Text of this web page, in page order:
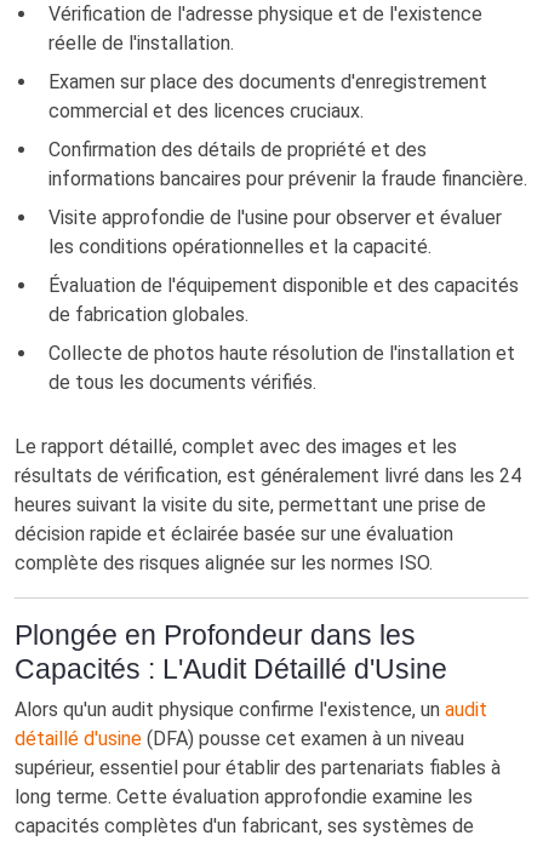
Vérification de l'adresse physique et de l'existence
réelle de l'installation.
Examen sur place des documents d'enregistrement
commercial et des licences cruciaux.
Confirmation des détails de propriété et des
informations bancaires pour prévenir la fraude financière.
Visite approfondie de l'usine pour observer et évaluer
les conditions opérationnelles et la capacité.
Évaluation de l'équipement disponible et des capacités
de fabrication globales.
Collecte de photos haute résolution de l'installation et
de tous les documents vérifiés.
Le rapport détaillé, complet avec des images et les
résultats de vérification, est généralement livré dans les 24
heures suivant la visite du site, permettant une prise de
décision rapide et éclairée basée sur une évaluation
complète des risques alignée sur les normes ISO.
Plongée en Profondeur dans les
Capacités : L'Audit Détaillé d'Usine
Alors qu'un audit physique confirme l'existence, un audit
détaillé d'usine (DFA) pousse cet examen à un niveau
supérieur, essentiel pour établir des partenariats fiables à
long terme. Cette évaluation approfondie examine les
capacités complètes d'un fabricant, ses systèmes de